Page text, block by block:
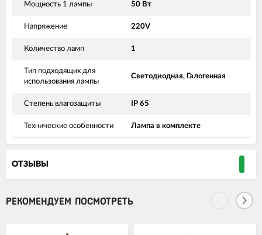
Мощность 1 лампы 50 Вт
Напряжение 220V
Количество ламп 1
Тип подходящих для
использования лампы
Светодиодная, Галогенная
Степень влагозащиты IP 65
Технические особенности Лампа в комплекте
ОТЗЫВЫ
РЕКОМЕНДУЕМ ПОСМОТРЕТЬ